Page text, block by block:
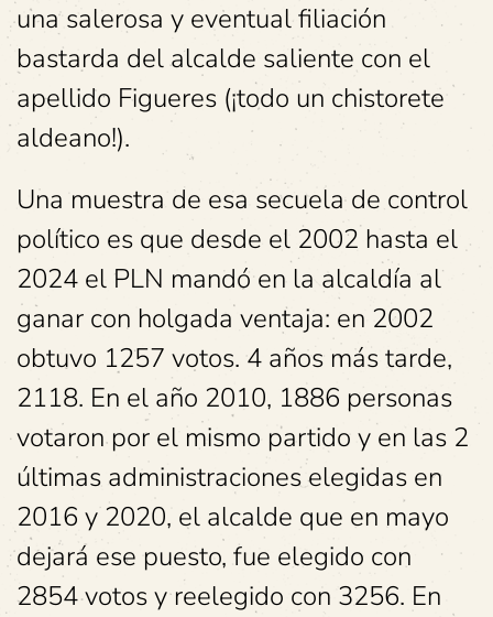
una salerosa y eventual filiación
bastarda del alcalde saliente con el
apellido Figueres (¡todo un chistorete
aldeano!).
Una muestra de esa secuela de control
político es que desde el 2002 hasta el
2024 el PLN mandó en la alcaldía al
ganar con holgada ventaja: en 2002
obtuvo 1257 votos. 4 años más tarde,
2118. En el año 2010, 1886 personas
votaron por el mismo partido y en las 2
últimas administraciones elegidas en
2016 y 2020, el alcalde que en mayo
dejará ese puesto, fue elegido con
2854 votos y reelegido con 3256. En